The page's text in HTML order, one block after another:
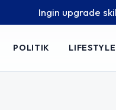
Ingin upgrade skill
POLITIK LIFESTYLE